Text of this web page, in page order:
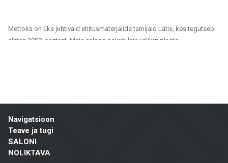
Metroks on üks juhtivaid ehitusmaterjalide tarnijaid Lätis, kes tegutseb
alates 2000. aastast. Meie salong pakub laia valikut plaate,
Meie tootevalik hõlmab:
Seina- ja põrandaplaadid: Erinevates suurustes, värvitoonides ja
disainilahendustes plaadid, mis sobivad vannitubadele, köökidele,
ühiskondlikele ruumidele ja välialadele. Keraamilised ja kivimassist
plaadid paistavad silma vastupidavuse ja esteetilise välimuse poolest.
Navigatsioon
Teave ja tugi
SALONI
NOLIKTAVA